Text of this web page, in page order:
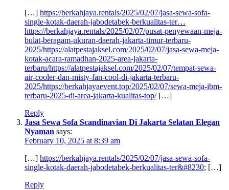
[…] https://berkahjaya.rentals/2025/02/07/jasa-sewa-sofa-
single-kotak-daerah-jabodetabek-berkualitas-ter…
https://berkahjaya.rentals/2025/02/07/pusat-penyewaan-meja-
bulat-beragam-ukuran-daerah-jakarta-timur-terbaru-
2025/https://alatpestajaksel.com/2025/02/07/jasa-sewa-meja-
kotak-acara-ramadhan-2025-area-jakarta-
terbaru/https://alatpestajaksel.com/2025/02/07/tempat-sewa-
air-cooler-dan-misty-fan-cool-di-jakarta-terbaru-
2025/https://berkahjayaevent.top/2025/02/07/sewa-meja-ibm-
terbaru-2025-di-area-jakarta-kualitas-top/[…]
Reply
Jasa Sewa Sofa Scandinavian Di Jakarta Selatan Elegan
Nyaman says:
February 10, 2025 at 8:39 am
[…] https://berkahjaya.rentals/2025/02/07/jasa-sewa-sofa-
single-kotak-daerah-jabodetabek-berkualitas-ter&#8230; […]
Reply